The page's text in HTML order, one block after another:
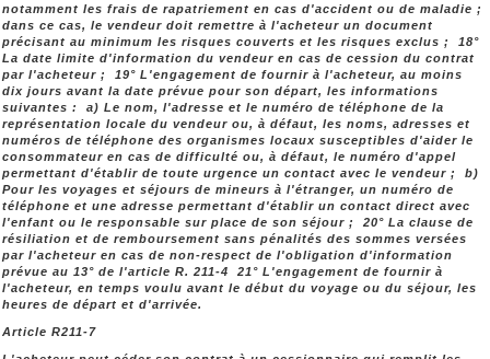
notamment les frais de rapatriement en cas d'accident ou de maladie ;
dans ce cas, le vendeur doit remettre à l'acheteur un document
précisant au minimum les risques couverts et les risques exclus ; 18°
La date limite d'information du vendeur en cas de cession du contrat
par l'acheteur ; 19° L'engagement de fournir à l'acheteur, au moins
dix jours avant la date prévue pour son départ, les informations
suivantes : a) Le nom, l'adresse et le numéro de téléphone de la
représentation locale du vendeur ou, à défaut, les noms, adresses et
numéros de téléphone des organismes locaux susceptibles d'aider le
consommateur en cas de difficulté ou, à défaut, le numéro d'appel
permettant d'établir de toute urgence un contact avec le vendeur ; b)
Pour les voyages et séjours de mineurs à l'étranger, un numéro de
téléphone et une adresse permettant d'établir un contact direct avec
l'enfant ou le responsable sur place de son séjour ; 20° La clause de
résiliation et de remboursement sans pénalités des sommes versées
par l'acheteur en cas de non-respect de l'obligation d'information
prévue au 13° de l'article R. 211-4 21° L'engagement de fournir à
l'acheteur, en temps voulu avant le début du voyage ou du séjour, les
heures de départ et d'arrivée.
Article R211-7